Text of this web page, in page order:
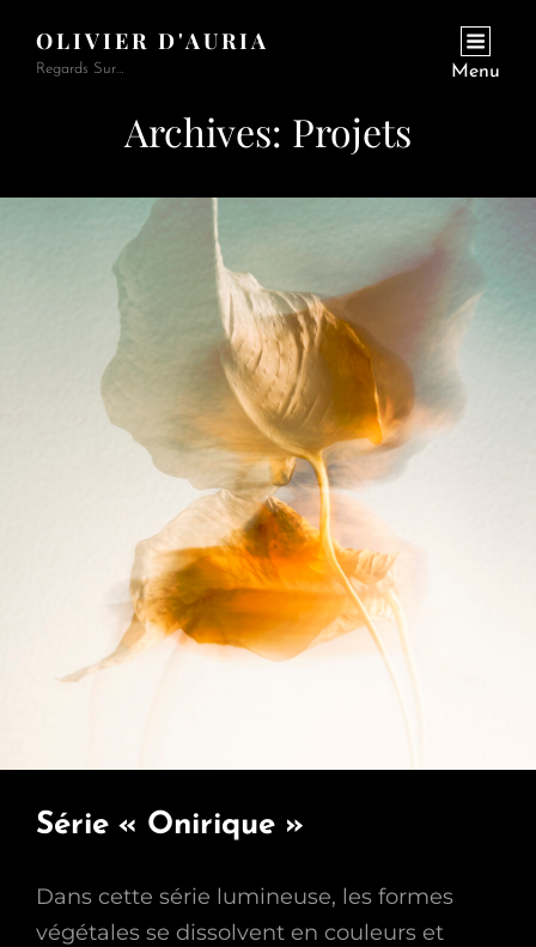
OLIVIER D'AURIA
Regards Sur… Menu
Archives: Projets
Série « Onirique »
Dans cette série lumineuse, les formes
végétales se dissolvent en couleurs et